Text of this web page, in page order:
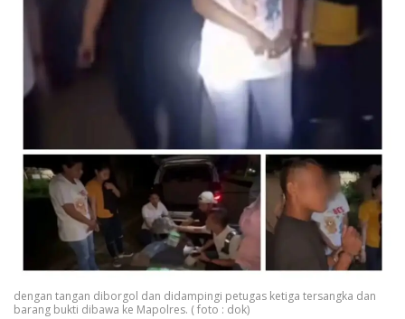
dengan tangan diborgol dan didampingi petugas ketiga tersangka dan
barang bukti dibawa ke Mapolres. ( foto : dok)